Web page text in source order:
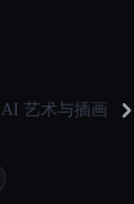
AI 艺术与插画